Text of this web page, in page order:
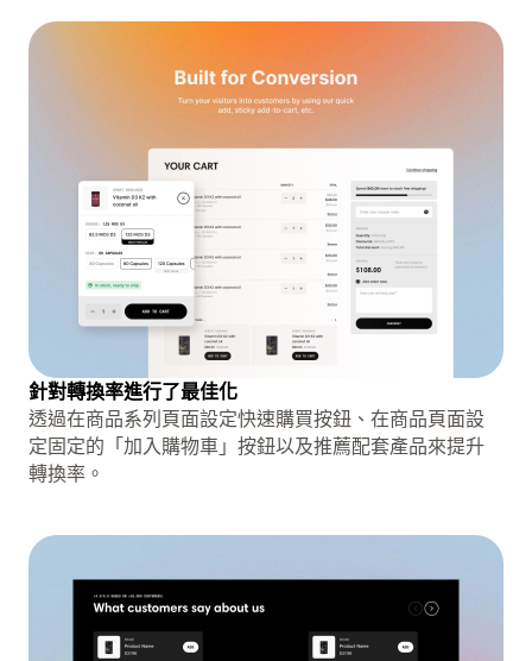
針對轉換率進行了最佳化
透過在商品系列頁面設定快速購買按鈕、在商品頁面設
定固定的「加入購物車」按鈕以及推薦配套產品來提升
轉換率。